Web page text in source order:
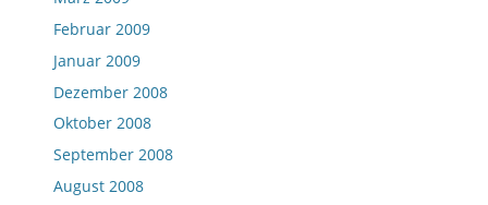
Februar 2009
Januar 2009
Dezember 2008
Oktober 2008
September 2008
August 2008